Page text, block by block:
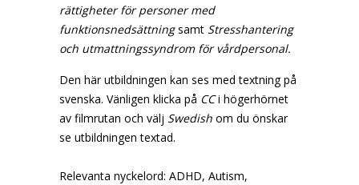
rättigheter för personer med
funktionsnedsättningsamt Stresshantering
och utmattningssyndrom för vårdpersonal.
Den här utbildningen kan ses med textning på
svenska. Vänligen klicka på CCi högerhörnet
av filmrutan och välj Swedish om du önskar
se utbildningen textad.
Relevanta nyckelord: ADHD, Autism,